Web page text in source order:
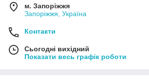
м. Запоріжжя
Запоріжжя, Україна
Контакти
Сьогодні вихідний
Показати весь графік роботи